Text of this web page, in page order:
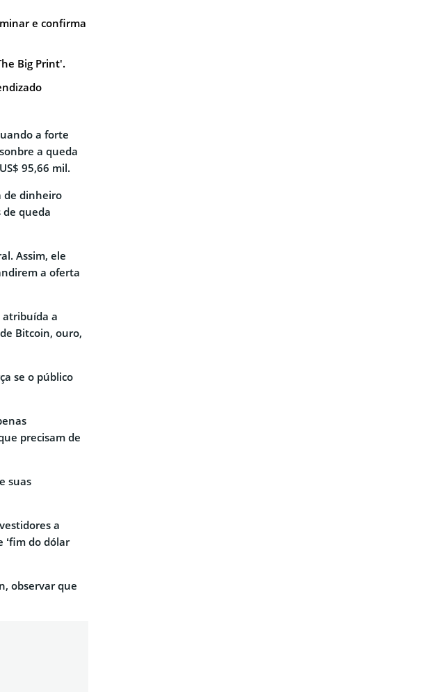
e confirma
Big Print'.
a forte
a queda
95,66 mil.
de dinheiro
de queda
Assim, ele
a oferta
atribuída a
Bitcoin, ouro,
se o público
precisam de
suas
a
‘fim do dólar
observar que